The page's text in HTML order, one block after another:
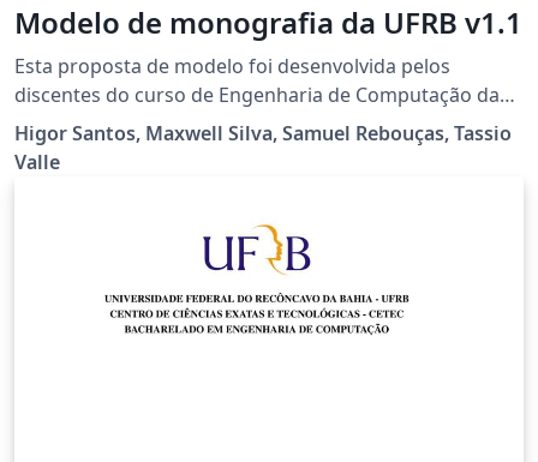
Modelo de monografia da UFRB v1.1
Esta proposta de modelo foi desenvolvida pelos
discentes do curso de Engenharia de Computação da
UFRB: Samuel Rebouças, Higor Santos e Maxwell Silva
(com supervisão do docente Tassio Valle) como
O projeto contempla os principais itens de uma
monografia, adequando-os às normas ABNT vigentes e
inserindo as particularidades da Universidade. O ojetivo
do projeto é disponibilizá-lo de forma irrestrita à todos
Higor Santos, Maxwell Silva, Samuel Rebouças, Tassio
Valle